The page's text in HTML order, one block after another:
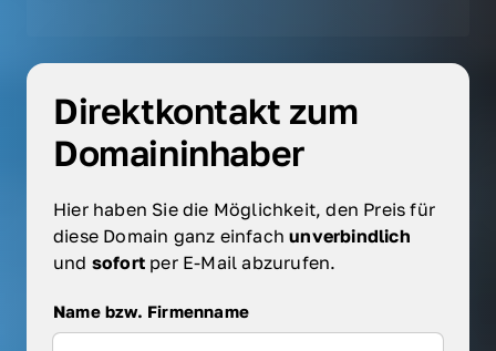
Direktkontakt zum
Domaininhaber
Hier haben Sie die Möglichkeit, den Preis für
diese Domain ganz einfach
und sofort per E-Mail abzurufen.
Name bzw. Firmenname
Name bzw. Firmenname